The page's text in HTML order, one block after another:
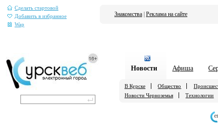
Сделать стартовой
Добавить в избранное
Wap
Знакомства Реклама на сайте
Новости Афиша
В Курске Общество
Новости Черноземья
Технологии